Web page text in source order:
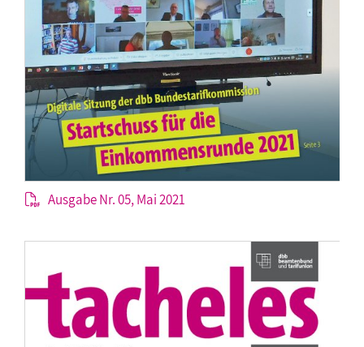
Ausgabe Nr. 05, Mai 2021